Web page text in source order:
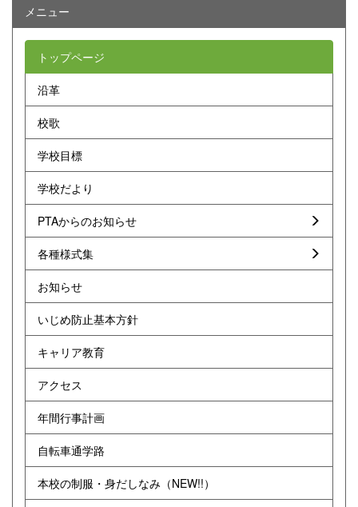
メニュー
トップページ
沿革
校歌
学校目標
学校だより
PTAからのお知らせ
各種様式集
お知らせ
いじめ防止基本方針
キャリア教育
アクセス
年間行事計画
自転車通学路
本校の制服・身だしなみ（NEW!!）